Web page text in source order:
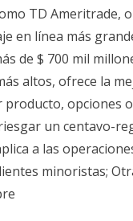
TD Ameritrade,
en línea más
de $ 700 mil
altos, ofrece la
opciones
un centavo-
a las
minoristas;